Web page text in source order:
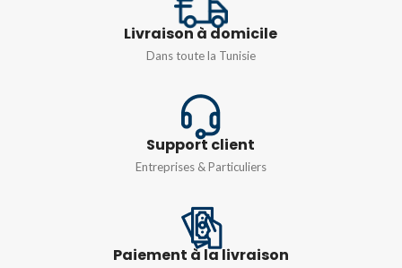
SECTION
Livraison à domicile
Dans toute la Tunisie
Support client
Entreprises & Particuliers
Paiement à la livraison